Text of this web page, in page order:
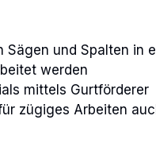
und Spalten in
werden
mittels Gurtförderer
zügiges Arbeiten